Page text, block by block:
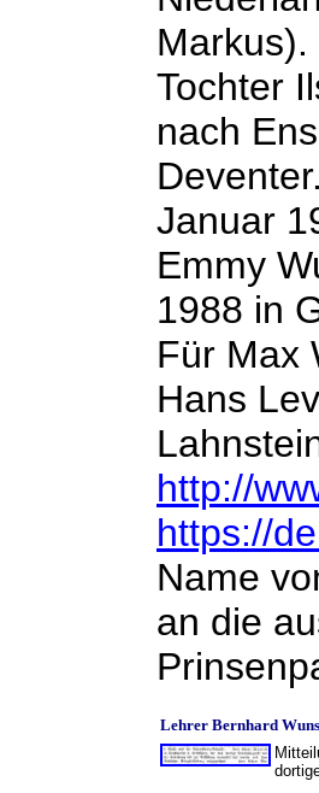
Tochter
nach
Januar
Emmy
1988 in
Für Max
Hans
http://
https://
Name
an die
Lehrer Bernhard